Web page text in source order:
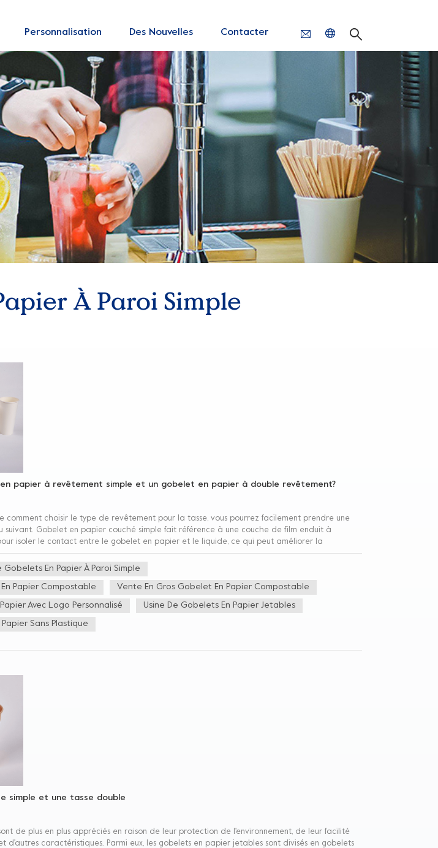
Personnalisation Des Nouvelles Contacter
À Paroi Simple
papier à revêtement simple et un gobelet en papier à double revêtement?
comment choisir le type de revêtement pour la tasse, vous pourrez facilement prendre une
suivant. Gobelet en papier couché simple fait référence à une couche de film enduit à
isoler le contact entre le gobelet en papier et le liquide, ce qui peut améliorer la
les fuites de liquide. Les gobelets en papier à simple couche sont généralement utilisés
Gobelet en papier double couche fait référence à l'intérieur et à l'extérieur du gobelet en
revêtement. Lorsque la température du liquide dans la coupelle est basse, la paroi de la
température de l'air et de petites gouttelettes d'eau se forment à la surface. Si l'eau reste
et ne pourra pas être utilisée normalement. Le revêtement à l'intérieur et à l'extérieur du
à l'eau de la paroi du gobelet est le principe du gobelet en papier à double revêtement.
à double revêtement sont généralement utilisés pour contenir des boissons froides.
Gobelets En Papier À Paroi Simple
En Papier Compostable Vente En Gros Gobelet En Papier Compostable
Avec Logo Personnalisé Usine De Gobelets En Papier Jetables
Sans Plastique
simple et une tasse double
de plus en plus appréciés en raison de leur protection de l'environnement, de leur facilité
d'autres caractéristiques. Parmi eux, les gobelets en papier jetables sont divisés en gobelets